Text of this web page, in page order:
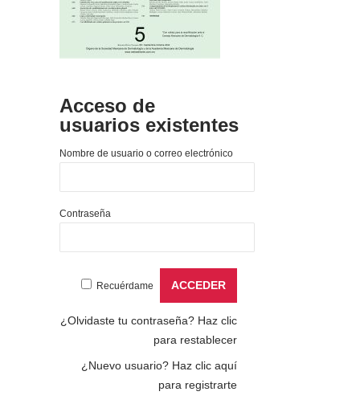
Acceso de
usuarios existentes
Nombre de usuario o correo electrónico
Contraseña
Recuérdame
¿Olvidaste tu contraseña? Haz clic
para restablecer
¿Nuevo usuario? Haz clic aquí
para registrarte